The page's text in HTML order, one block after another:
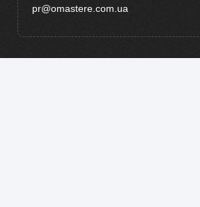
pr@omastere.com.ua